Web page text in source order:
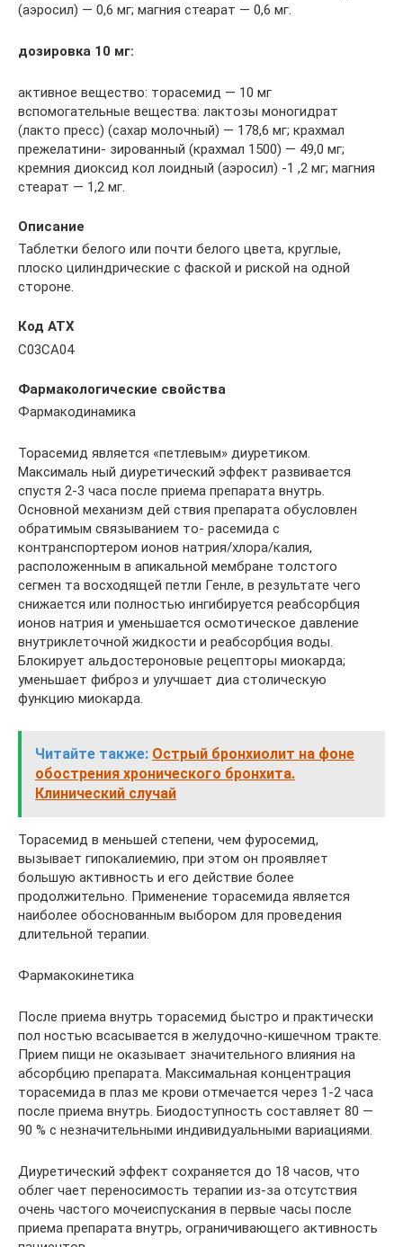
(аэросил) — 0,6 мг; магния стеарат — 0,6 мг.
дозировка 10 мг:
активное вещество: торасемид — 10 мг
вспомогательные вещества: лактозы моногидрат
(лакто­ пресс) (сахар молочный) — 178,6 мг; крахмал
прежелатини- зированный (крахмал 1500) — 49,0 мг;
кремния диоксид кол­ лоидный (аэросил) -1 ,2 мг; магния
стеарат — 1,2 мг.
Описание
Таблетки белого или почти белого цвета, круглые,
плоско­ цилиндрические с фаской и риской на одной
стороне.
Код АТХ
С03СА04
Фармакологические свойства
Фармакодинамика
Торасемид является «петлевым» диуретиком.
Максималь­ ный диуретический эффект развивается
спустя 2-3 часа после приема препарата внутрь.
Основной механизм дей­ ствия препарата обусловлен
обратимым связыванием то- расемида с
контранспортером ионов натрия/хлора/калия,
расположенным в апикальной мембране толстого
сегмен­ та восходящей петли Генле, в результате чего
снижается или полностью ингибируется реабсорбция
ионов натрия и уменьшается осмотическое давление
внутриклеточной жидкости и реабсорбция воды.
Блокирует альдостероновые рецепторы миокарда;
уменьшает фиброз и улучшает диа­ столическую
функцию миокарда.
Читайте также: Острый бронхиолит на фоне
обострения хронического бронхита.
Клинический случай
Торасемид в меньшей степени, чем фуросемид,
вызывает гипокалиемию, при этом он проявляет
большую активность и его действие более
продолжительно. Применение торасемида является
наиболее обоснованным выбором для проведения
длительной терапии.
Фармакокинетика
После приема внутрь торасемид быстро и практически
пол­ ностью всасывается в желудочно-кишечном тракте.
Прием пищи не оказывает значительного влияния на
абсорбцию препарата. Максимальная концентрация
торасемида в плаз­ ме крови отмечается через 1-2 часа
после приема внутрь. Биодоступность составляет 80 —
90 % с незначительными индивидуальными вариациями.
Диуретический эффект сохраняется до 18 часов, что
облег­ чает переносимость терапии из-за отсутствия
очень частого мочеиспускания в первые часы после
приема препарата внутрь, ограничивающего активность